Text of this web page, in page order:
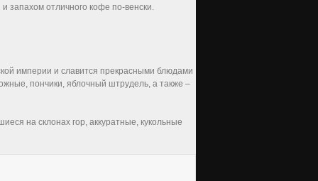
запахом отличного кофе по-венски.
империи и славится прекрасными блюдами
пончики, яблочный штрудель, а также –
на склонах гор, аккуратные, кукольные